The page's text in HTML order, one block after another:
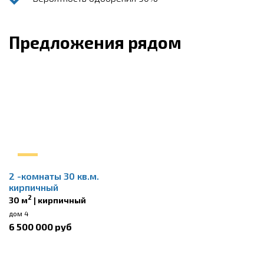
Предложения рядом
2 -комнаты 30 кв.м.
кирпичный
30 м2 | кирпичный
дом 4
6 500 000 руб